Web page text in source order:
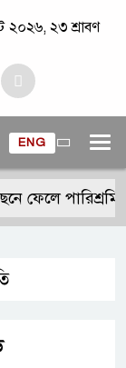
২০২৬, ২৩ শ্রাবণ
ENG
ফেলে